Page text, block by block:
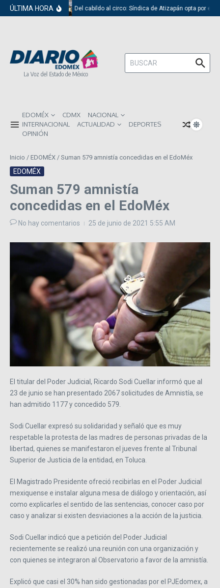
Saltar al contenido
ÚLTIMA HORA Del cabildo al circo: Síndica de Atizapán opta por el
La Voz del Estado de México
Buscar:
EDOMÉX CDMX
NACIONAL
INTERNACIONAL
ACTUALIDAD
DEPORTES
OPINIÓN
Inicio / EDOMÉX / Suman 579 amnistía concedidas en el EdoMéx
EDOMÉX
Suman 579 amnistía
concedidas en el EdoMéx
No hay comentarios 25 de junio de 2021 5:55 AM
El titular del Poder Judicial, Ricardo Sodi Cuellar informó que al
23 de junio se han presentado 2067 solicitudes de Amnistía, se
han admitido 1177 y concedido 579.
Sodi Cuellar expresó su solidaridad y señaló que es muy
respetable la protesta de las madres de personas privadas de la
libertad, quienes se manifestaron el jueves frente al Tribunal
Superior de Justicia de la entidad, en Toluca.
El Magistrado Presidente ofreció recibirlas en el Poder Judicial
mexiquense e instalar alguna mesa de diálogo y orientación, así
como explicarles el sentido de las sentencias, conocer caso por
caso y analizar si existen desviaciones a la acción de la justicia.
Sodi Cuellar indicó que a petición del Poder Judicial
recientemente se realizó una reunión con una organización y
con quienes se integraron al Observatorio a favor de la amnistía.
Explicó que casi el 30% han sido gestionadas por el PJEdomex, a